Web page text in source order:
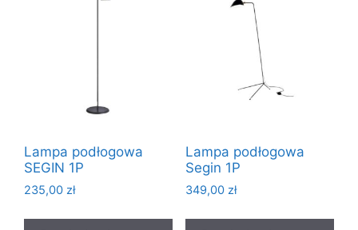
Lampa podłogowa
SEGIN 1P
235,00 zł
Lampa podłogowa
Segin 1P
349,00 zł